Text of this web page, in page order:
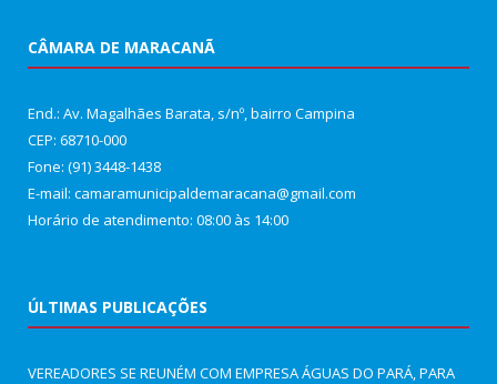
CÂMARA DE MARACANÃ
End.: Av. Magalhães Barata, s/nº, bairro Campina
CEP: 68710-000
Fone: (91) 3448-1438
E-mail: camaramunicipaldemaracana@gmail.com
Horário de atendimento: 08:00 às 14:00
ÚLTIMAS PUBLICAÇÕES
VEREADORES SE REUNÉM COM EMPRESA ÁGUAS DO PARÁ, PARA